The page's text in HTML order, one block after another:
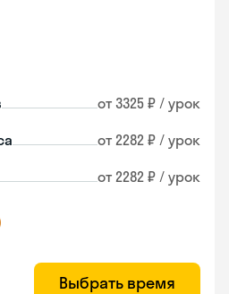
от 3325 ₽ / урок
от 2282 ₽ / урок
от 2282 ₽ / урок
Выбрать время